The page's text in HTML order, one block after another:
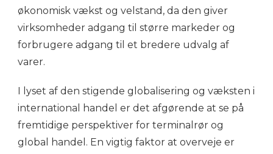
økonomisk vækst og velstand, da den giver
virksomheder adgang til større markeder og
forbrugere adgang til et bredere udvalg af
varer.
I lyset af den stigende globalisering og væksten i
international handel er det afgørende at se på
fremtidige perspektiver for terminalrør og
global handel. En vigtig faktor at overveje er